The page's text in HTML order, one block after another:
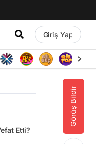
Giriş Yap
Görüş Bildir
Etti?